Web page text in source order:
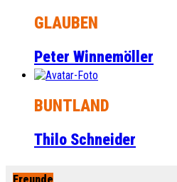
GLAUBEN
Peter Winnemöller
BUNTLAND
Thilo Schneider